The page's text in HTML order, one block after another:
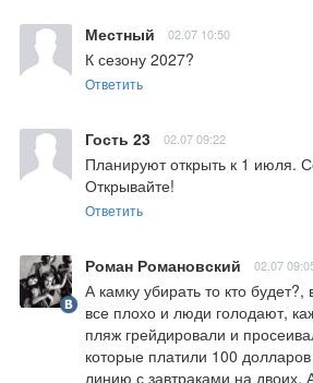
Местный 02.07 10:50
К сезону 2027?
Ответить
Гость 23 02.07 09:22
Планируют открыть к 1 июля.
Открывайте!
Ответить
Роман Романовский 02.07
А камку убирать то кто будет?,
все плохо и люди голодают,
пляж грейдировали и
которые платили 100
линию с завтраками на двоих.